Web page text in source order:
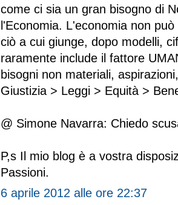
come ci sia un gran bisogno di
l'Economia. L'economia non
ciò a cui giunge, dopo modelli,
raramente include il fattore
bisogni non materiali,
Giustizia > Leggi > Equità >
@ Simone Navarra: Chiedo
P,s Il mio blog è a vostra
Passioni.
6 aprile 2012 alle ore 22:37